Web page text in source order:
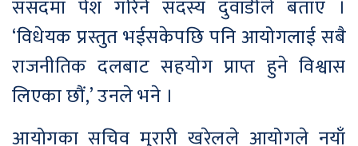
संसदमा पेश गरिने सदस्य दुवाडीले बताए ।
‘विधेयक प्रस्तुत भईसकेपछि पनि आयोगलाई सबै
राजनीतिक दलबाट सहयोग प्राप्त हुने विश्वास
लिएका छौं,’ उनले भने ।
आयोगका सचिव मुरारी खरेलले आयोगले नयाँ